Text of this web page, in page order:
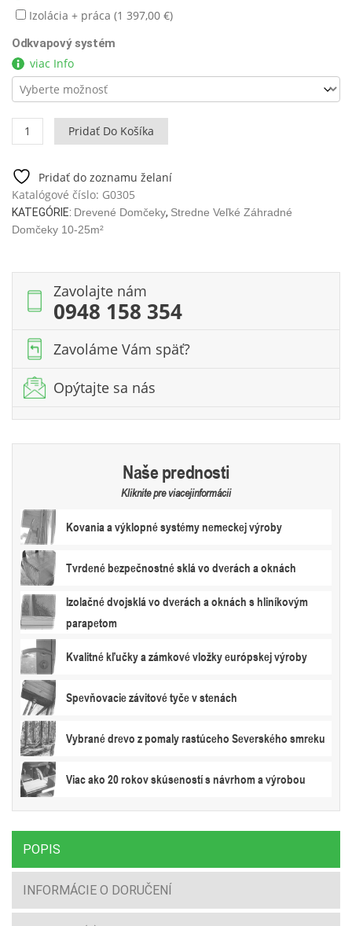
Izolácia + práca (1 397,00 €)
Odkvapový systém
viac Info
množstvo
Záhradný
"s
kúpeľňou
a
WC"
mm
Pridať Do Košíka
Pridať do zoznamu želaní
Katalógové číslo: G0305
KATEGÓRIE: Drevené Domčeky, Stredne Veľké Záhradné
Domčeky 10-25m²
Zavolajte nám
0948 158 354
Zavoláme Vám späť?
Opýtajte sa nás
Naše prednosti
Kliknite pre viacejinformácii
Kovania a výklopné systémy nemeckej výroby
Tvrdené bezpečnostné sklá vo dverách a oknách
Izolačné dvojsklá vo dverách a oknách s hliníkovým
parapetom
Kvalitné kľučky a zámkové vložky európskej výroby
Spevňovacie závitové tyče v stenách
Vybrané drevo z pomaly rastúceho Severského smreku
Viac ako 20 rokov skúseností s návrhom a výrobou
POPIS
INFORMÁCIE O DORUČENÍ